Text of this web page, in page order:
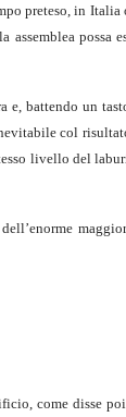
preteso, in
possa
battendo un
col
livello del
come disse